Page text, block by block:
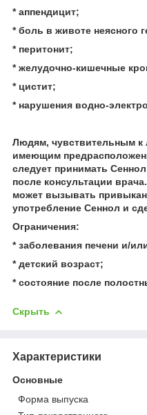
* аппендицит;
* боль в животе неясного
* перитонит;
* желудочно-кишечные
* цистит;
* нарушения водно-
Людям, чувствительным к
имеющим
следует принимать
после консультации
может вызывать
употребление Сеннол и
Ограничения:
* заболевания печени и/
* детский возраст;
* состояние после
Скрыть
Характеристики
Основные
Форма выпуска